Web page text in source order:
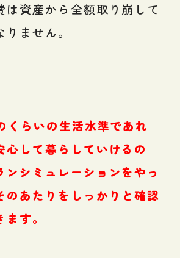
は資産から全額取り崩して
ません。
くらいの生活水準であれ
心して暮らしていけるの
ンシミュレーションをやっ
のあたりをしっかりと確認
す。